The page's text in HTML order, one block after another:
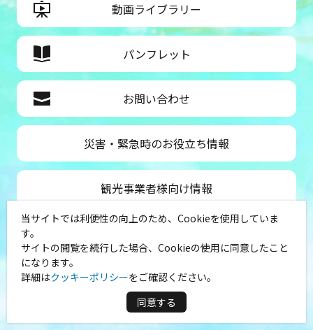
動画ライブラリー
パンフレット
お問い合わせ
災害・緊急時のお役立ち情報
観光事業者様向け情報
公益社団法人神奈川県観光協会
〒231-8521
神奈川県横浜市中区山下町１
（シルクセンター内）
当サイトでは利便性の向上のため、Cookieを使用していま
す。
サイトの閲覧を続行した場合、Cookieの使用に同意したこと
になります。
詳細はクッキーポリシーをご確認ください。
同意する